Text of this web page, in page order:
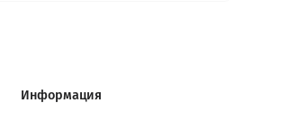
Информация